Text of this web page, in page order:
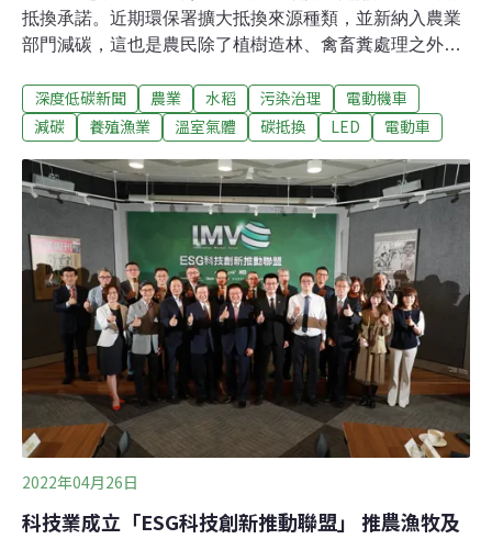
抵換承諾。近期環保署擴大抵換來源種類，並新納入農業
部門減碳，這也是農民除了植樹造林、禽畜糞處理之外，
政院環境保護署審查開發行為溫室氣體排放增量抵換處理
原則」（簡稱「處理原則」）。農民汰換老舊農機為電動
備，都能獲得減碳額度。農委會表示，目前正在研擬合理
的金額，將以補助形式向農民收購減碳額度後轉賣給開發
單位，希望今年就可以開始收購。環評開發抵換原則 新納
農業減碳類別為促進環評開發單位進行溫室氣體減量，環
保署在2020年發布「處理原則」，要求符合50公頃以上園
區開發、工廠設立、天然氣以外火力發電、汽電共生廠興
建者，應提出增量抵換承諾，以抵減開發增加的溫室氣體
排放量。「處理原則」2020年發布後，共列出五大抵換來
源，環保署1月19日修正再新
深度低碳新聞 農業 水稻 污染治理
電動機車
減碳
養殖漁業 溫室氣體 碳抵換 LED 電動車
2022年04月26日
科技業成立「ESG科技創新推動聯盟」 推農漁牧及